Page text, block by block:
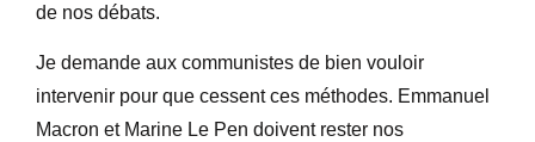
de nos débats.
Je demande aux communistes de bien vouloir
intervenir pour que cessent ces méthodes. Emmanuel
Macron et Marine Le Pen doivent rester nos